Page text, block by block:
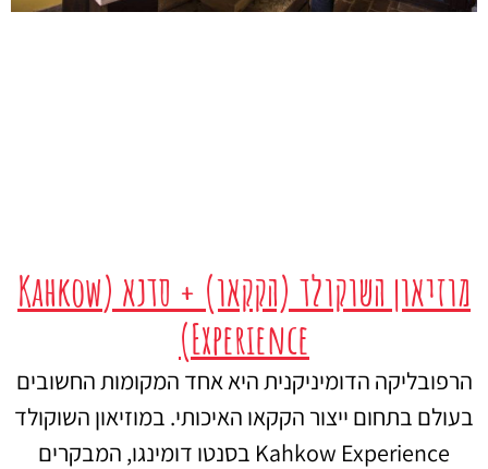
מוזיאון השוקולד (הקקאו) + סדנא (Kahkow
Experience)
הרפובליקה הדומיניקנית היא אחד המקומות החשובים
בעולם בתחום ייצור הקקאו האיכותי. במוזיאון השוקולד
Kahkow Experience בסנטו דומינגו, המבקרים